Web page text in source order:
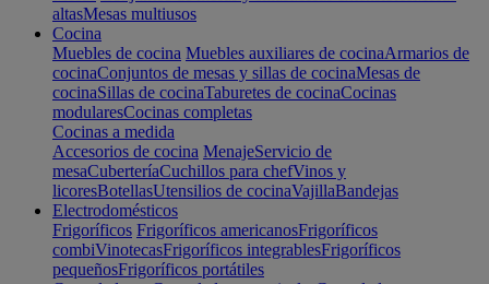
altasMesas multiusos
Cocina
Muebles de cocina Muebles auxiliares de cocinaArmarios de
cocinaConjuntos de mesas y sillas de cocinaMesas de
cocinaSillas de cocinaTaburetes de cocinaCocinas
modularesCocinas completas
Cocinas a medida
Accesorios de cocina MenajeServicio de
mesaCuberteríaCuchillos para chefVinos y
licoresBotellasUtensilios de cocinaVajillaBandejas
Electrodomésticos
Frigoríficos Frigoríficos americanosFrigoríficos
combiVinotecasFrigoríficos integrablesFrigoríficos
pequeñosFrigoríficos portátiles